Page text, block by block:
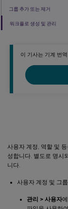
이 기사는 기계 번
사용자 계정, 역할 및
성합니다. 별도로 명시
니다.
사용자 계정 및 그
관리 > 사용자
그룹 추가 또는 제거
워크플로 생성 및 관리